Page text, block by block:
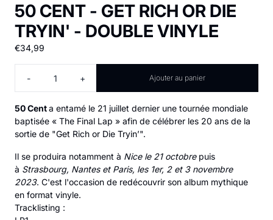
50 CENT - GET RICH OR DIE
TRYIN' - DOUBLE VINYLE
€34,99
- + Ajouter au panier
50 Centa entamé le 21 juillet dernier une tournée mondiale
baptisée « The Final Lap » afin de célébrer les 20 ans de la
sortie de "Get Rich or Die Tryin’".
Il se produira notamment à Nice le 21 octobre puis
à Strasbourg, Nantes et Paris, les 1er, 2 et 3 novembre
2023. C'est l'occasion de redécouvrir son album mythique
en format vinyle.
Tracklisting :